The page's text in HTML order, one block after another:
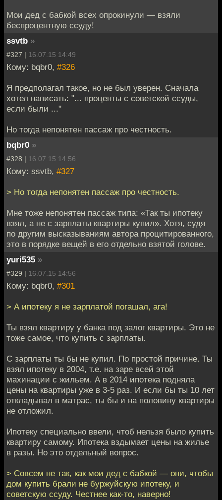
Мои дед с бабкой всех опрокинули — взяли
беспроцентную ссуду!
ssvtb »
#327 | 16.07.15 14:49
Кому: bqbr0, #326
Я предполагал такое, но не был уверен. Сначала
хотел написать: "... проценты с советской ссуды,
если были ..."
Но тогда непонятен пассаж про честность.
bqbr0 »
#328 | 16.07.15 14:56
Кому: ssvtb, #327
> Но тогда непонятен пассаж про честность.
Мне тоже непонятен пассаж типа: «Так ты ипотеку
взял, а не с зарплаты квартиры купил». Хотя, судя
по другим высказываниям автора процитированного,
это в порядке вещей в его отдельно взятой голове.
yuri535 »
#329 | 16.07.15 14:56
Кому: bqbr0, #301
> А ипотеку я не зарплатой погашал, ага!
Ты взял квартиру у банка под залог квартиры. Это не
тоже самое, что купить с зарплаты.
С зарплаты ты бы не купил. По простой причине. Ты
взял ипотеку в 2004, т.е. на заре всей этой
махинации с жильем. А в 2014 ипотека подняла
цены на квартиры уже в 3-5 раз. И если бы ты 10 лет
откладывал в матрас, ты бы и на половину квартиры
не отложил.
Ипотеку специально ввели, чтоб нельзя было купить
квартиру самому. Ипотека вздымает цены на жилье
в разы. Но это отдельный вопрос.
> Совсем не так, как мои дед с бабкой — они, чтобы
дом купить брали не буржуйскую ипотеку, и
советскую ссуду. Честнее как-то, наверно!